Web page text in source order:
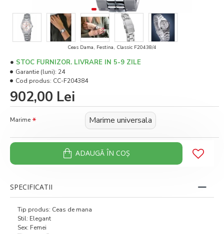
Ceas Dama, Festina, Classic F20438/4
902,00 Lei
STOC FURNIZOR. LIVRARE IN 5-9 ZILE
Garantie (luni): 24
Cod produs: CC-F204384
Marime Marime universala
ADAUGĂ ÎN COŞ
SPECIFICATII
Tip produs: Ceas de mana
Stil: Elegant
Sex: Femei